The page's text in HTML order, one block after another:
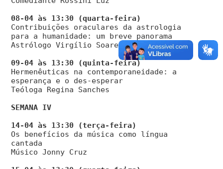
Contribuições oraculares da astrologia
para a humanidade: um breve panorama
Astrólogo Virgílio Soares
09-04 às 13:30 (quinta-feira)
Hermenêuticas na contemporaneidade: a
esperança e o des-esperar
Teóloga Regina Sanches
SEMANA IV
Os benefícios da música como língua
cantada
Músico Jonny Cruz